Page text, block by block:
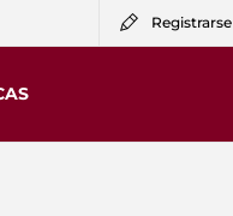
Registrarse